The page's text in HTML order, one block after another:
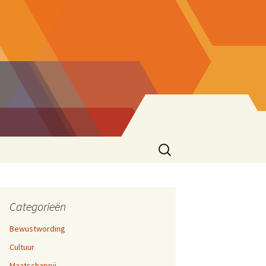
17,
Zoeken
naar:
Categorieën
Bewustwording
Cultuur